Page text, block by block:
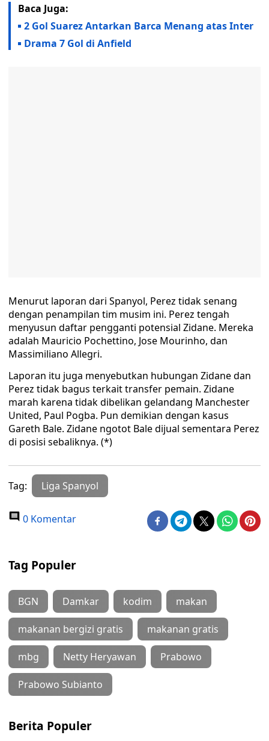
Baca Juga:
2 Gol Suarez Antarkan Barca Menang atas Inter
Drama 7 Gol di Anfield
Menurut laporan dari Spanyol, Perez tidak senang
dengan penampilan tim musim ini. Perez tengah
menyusun daftar pengganti potensial Zidane. Mereka
adalah Mauricio Pochettino, Jose Mourinho, dan
Massimiliano Allegri.
Laporan itu juga menyebutkan hubungan Zidane dan
Perez tidak bagus terkait transfer pemain. Zidane
marah karena tidak dibelikan gelandang Manchester
United, Paul Pogba. Pun demikian dengan kasus
Gareth Bale. Zidane ngotot Bale dijual sementara Perez
di posisi sebaliknya. (*)
Tag: Liga Spanyol
0 Komentar
Tag Populer
BGN Damkar kodim makan
makanan bergizi gratis makanan gratis
mbg Netty Heryawan Prabowo
Prabowo Subianto
Berita Populer